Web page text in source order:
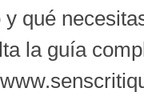
y qué
la guía